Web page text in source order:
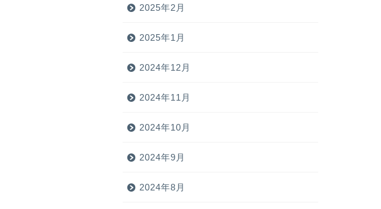
2025年2月
2025年1月
2024年12月
2024年11月
2024年10月
2024年9月
2024年8月